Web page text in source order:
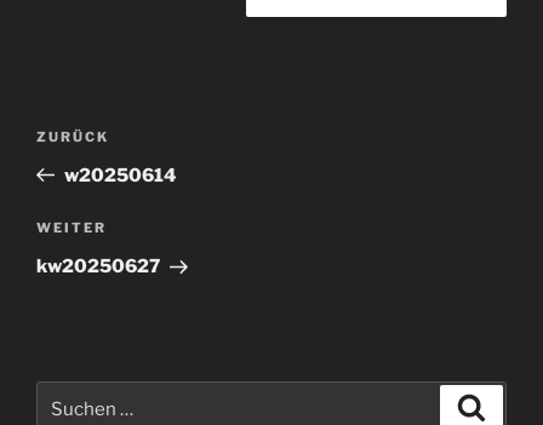
Beitragsnavigation
Vorheriger
Beitrag
ZURÜCK
w20250614
Nächster
Beitrag
WEITER
kw20250627